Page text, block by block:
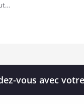
vous avec